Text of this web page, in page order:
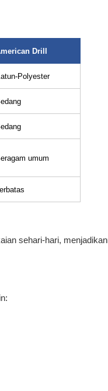
Drill
Polyester
umum
sehari-hari,